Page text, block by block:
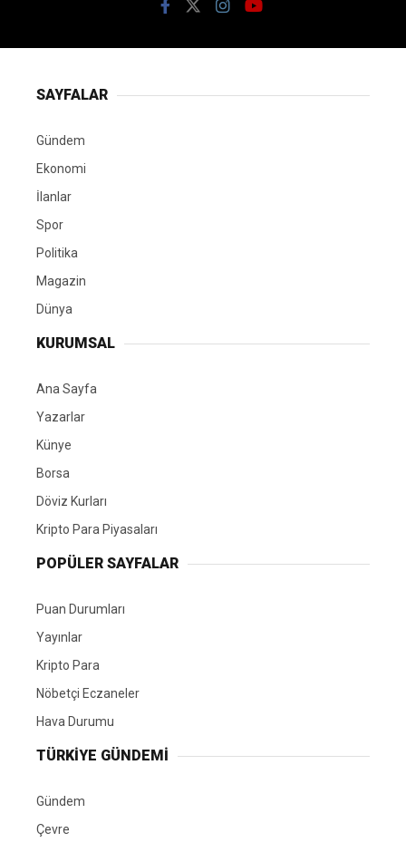
SAYFALAR
Gündem
Ekonomi
İlanlar
Spor
Politika
Magazin
Dünya
KURUMSAL
Ana Sayfa
Yazarlar
Künye
Borsa
Döviz Kurları
Kripto Para Piyasaları
POPÜLER SAYFALAR
Puan Durumları
Yayınlar
Kripto Para
Nöbetçi Eczaneler
Hava Durumu
TÜRKIYE GÜNDEMI
Gündem
Çevre